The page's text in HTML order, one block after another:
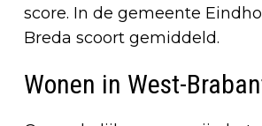
score. In de gemeente
Breda scoort gemiddeld.
Wonen in West-